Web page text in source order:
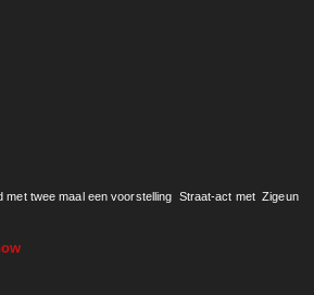
met twee maal een voorstelling Straat-act met Zigeun